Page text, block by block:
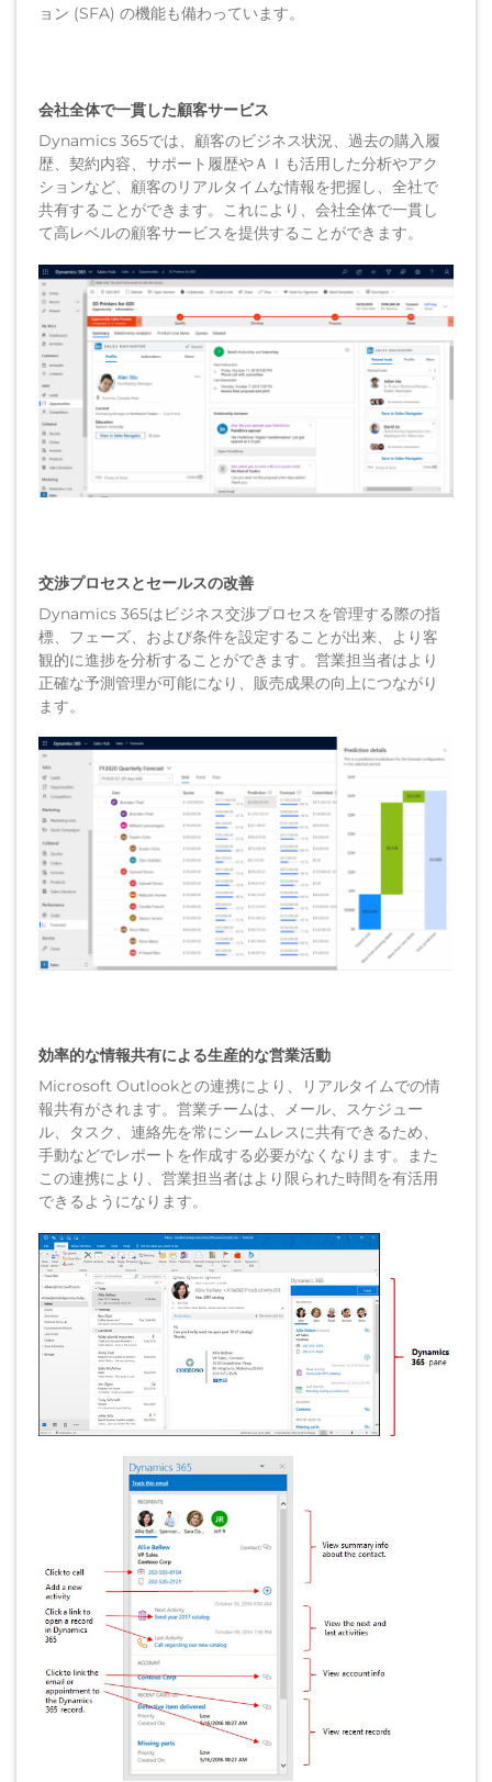
ョン (SFA) の機能も備わっています。
会社全体で一貫した顧客サービス
Dynamics 365では、顧客のビジネス状況、過去の購入履
歴、契約内容、サポート履歴やＡＩも活用した分析やアク
ションなど、顧客のリアルタイムな情報を把握し、全社で
共有することができます。これにより、会社全体で一貫し
て高レベルの顧客サービスを提供することができます。
交渉プロセスとセールスの改善
Dynamics 365はビジネス交渉プロセスを管理する際の指
標、フェーズ、および条件を設定することが出来、より客
観的に進捗を分析することができます。営業担当者はより
正確な予測管理が可能になり、販売成果の向上につながり
ます。
効率的な情報共有による生産的な営業活動
Microsoft Outlookとの連携により、リアルタイムでの情
報共有がされます。営業チームは、メール、スケジュー
ル、タスク、連絡先を常にシームレスに共有できるため、
手動などでレポートを作成する必要がなくなります。また
この連携により、営業担当者はより限られた時間を有活用
できるようになります。